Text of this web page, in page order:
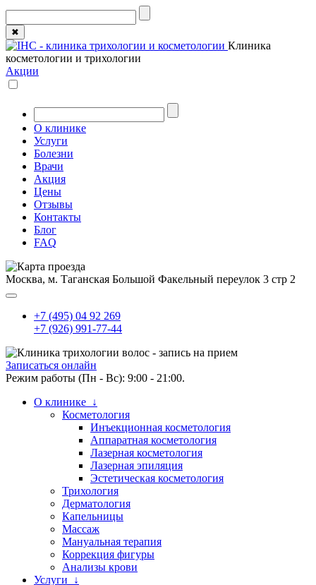
✖
Клиника
косметологии и трихологии
Акции
О клинике
Услуги
Болезни
Врачи
Акция
Цены
Отзывы
Контакты
Блог
FAQ
Москва, м. Таганская Большой Факельный переулок 3 стр 2
+7 (495) 04 92 269
+7 (926) 991-77-44
Записаться онлайн
Режим работы (Пн - Вс): 9:00 - 21:00.
О клинике ↓
Косметология
Инъекционная косметология
Аппаратная косметология
Лазерная косметология
Лазерная эпиляция
Эстетическая косметология
Трихология
Дерматология
Капельницы
Массаж
Мануальная терапия
Коррекция фигуры
Анализы крови
Услуги ↓